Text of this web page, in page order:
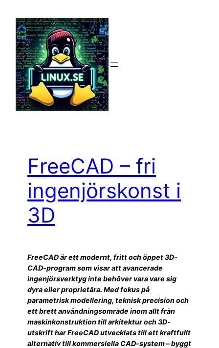
innehåll
FreeCAD – fri
ingenjörskonst i
3D
FreeCAD är ett modernt, fritt och öppet 3D-
CAD-program som visar att avancerade
ingenjörsverktyg inte behöver vara vare sig
dyra eller proprietära. Med fokus på
parametrisk modellering, teknisk precision och
ett brett användningsområde inom allt från
maskinkonstruktion till arkitektur och 3D-
utskrift har FreeCAD utvecklats till ett kraftfullt
alternativ till kommersiella CAD-system – byggt